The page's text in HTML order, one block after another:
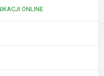
ONLINE